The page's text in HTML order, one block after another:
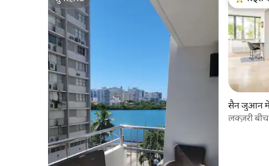
सुपरहोस्ट गेस्ट्स का
सैन जुआन में
लक्ज़री